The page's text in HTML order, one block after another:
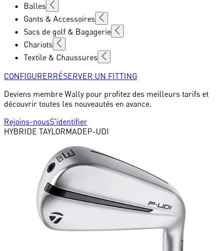
Balles
Gants & Accessoires
Sacs de golf & Bagagerie
Chariots
Textile & Chaussures
CONFIGURERRÉSERVER UN FITTING
Deviens membre Wally pour profitez des meilleurs tarifs et
découvrir toutes les nouveautés en avance.
Rejoins-nousS'identifier
HYBRIDE TAYLORMADEP-UDI